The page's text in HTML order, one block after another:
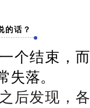
的话？
个结束，
失落。
后发现，